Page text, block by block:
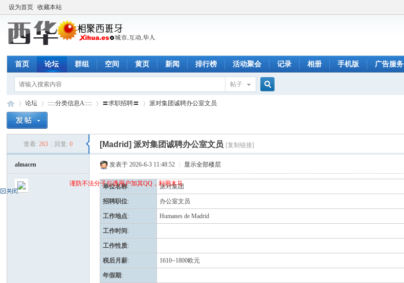
设为首页 收藏本站
首页 论坛 群组 空间 黄页 新闻 排行榜 活动聚会 记录 相册 手机版 广告服务
帖子
论坛
›
:::::分类信息A::::: 〓求职招聘〓
›
派对集团诚聘办公室文员
查看: 263 回复: 0 [Madrid]派对集团诚聘办公室文员 [复制链接]
almacen 发表于 2026-6-3 11:48:52 显示全部楼层
单位名称: 派对集团
招聘职位: 办公室文员
工作地点: Humanes de Madrid
工作时间 :
工作性质:
税后月薪: 1610~1800欧元
年假期:
谨防不法分子引诱用户加其QQ，利用木马页面(QQ空间)骗取qq密码